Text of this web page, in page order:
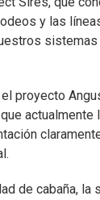
y las
sistemas
proyecto
actualmente
de cabaña, la